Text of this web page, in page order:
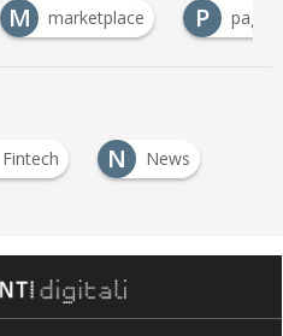
M marketplace P
Fintech N News